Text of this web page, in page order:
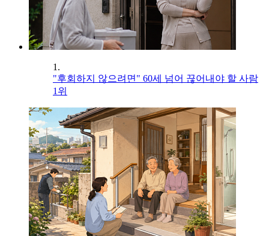
1.
"후회하지 않으려면" 60세 넘어 끊어내야 할 사람
1위